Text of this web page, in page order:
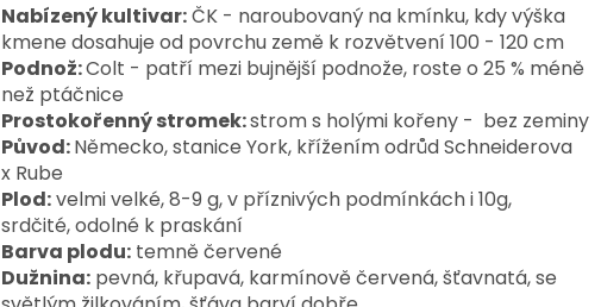
Nabízený kultivar:ČK - naroubovaný na kmínku, kdy výška
kmene dosahuje od povrchu země k rozvětvení 100 - 120 cm
Podnož:Colt - patří mezi bujnější podnože, roste o 25 % méně
než ptáčnice
Prostokořenný stromek:strom s holými kořeny - bez zeminy
Původ:Německo, stanice York, křížením odrůd Schneiderova
x Rube
Plod:velmi velké, 8-9 g, v příznivých podmínkách i 10g,
srdčité, odolné k praskání
Barva plodu: temně červené
Dužnina: pevná, křupavá, karmínově červená, šťavnatá, se